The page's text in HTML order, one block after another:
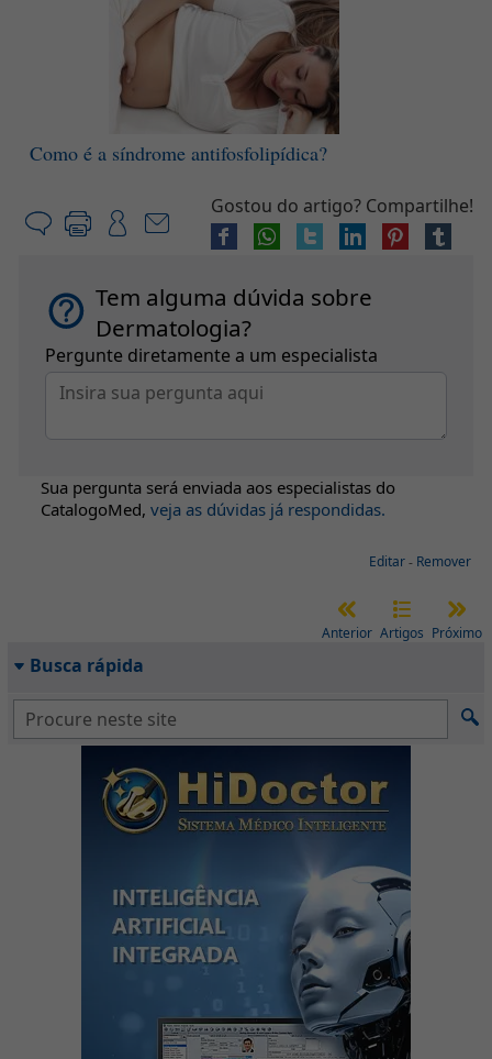
Como é a síndrome antifosfolipídica?
Gostou do artigo? Compartilhe!
Tem alguma dúvida sobre
Dermatologia?
Pergunte diretamente a um especialista
Sua pergunta será enviada aos especialistas do
CatalogoMed, veja as dúvidas já respondidas.
Editar- Remover
Anterior Artigos Próximo
Busca rápida